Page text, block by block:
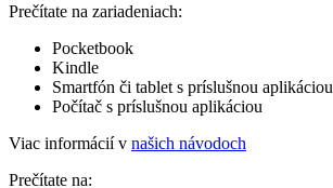
Prečítate na zariadeniach:
Pocketbook
Kindle
Smartfón či tablet s príslušnou aplikáciou
Počítač s príslušnou aplikáciou
Viac informácií v našich návodoch
Prečítate na: